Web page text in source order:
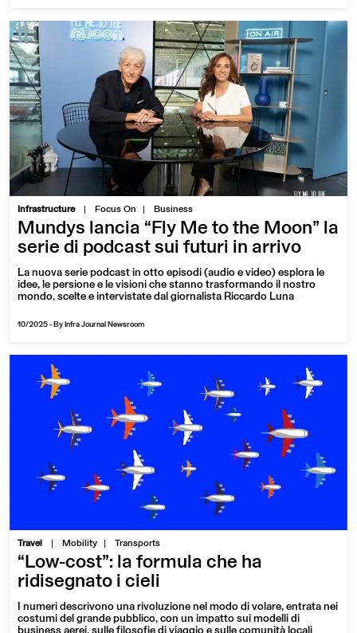
Infrastructure | Focus On Business
Mundys lancia “Fly Me to the Moon” la
serie di podcast sui futuri in arrivo
La nuova serie podcast in otto episodi (audio e video) esplora le
idee, le persione e le visioni che stanno trasformando il nostro
mondo, scelte e intervistate dal giornalista Riccardo Luna
10/2025 - By Infra Journal Newsroom
Travel | Mobility Transports
“Low-cost”: la formula che ha
ridisegnato i cieli
I numeri descrivono una rivoluzione nel modo di volare, entrata nei
costumi del grande pubblico, con un impatto sui modelli di
business aerei, sulle filosofie di viaggio e sulle comunità locali